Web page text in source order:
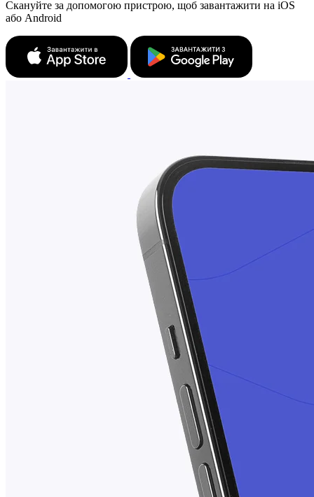
Скануйте за допомогою пристрою, щоб завантажити на iOS
або Android